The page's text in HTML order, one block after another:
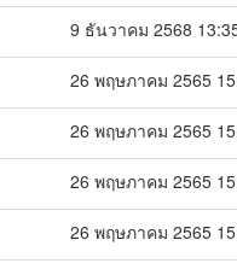
9 ธันวาคม 2568
26 พฤษภาคม 2565
26 พฤษภาคม 2565
26 พฤษภาคม 2565
26 พฤษภาคม 2565